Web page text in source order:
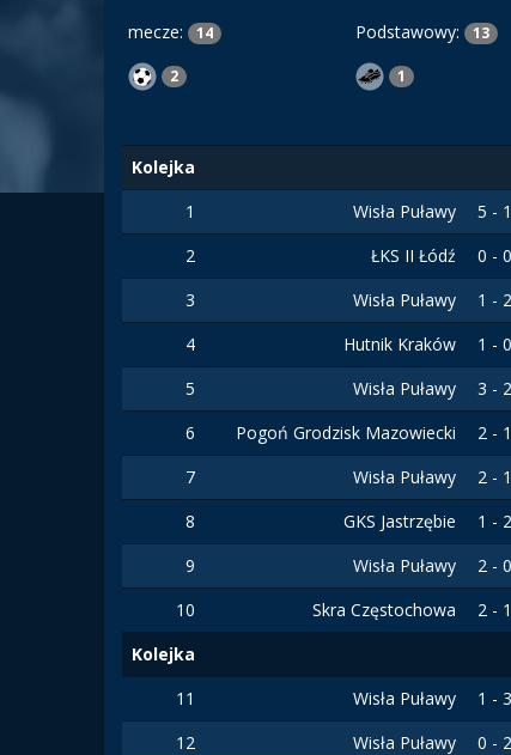
mecze: 14 Podstawowy: 13
2 1
Kolejka
1
Wisła Puławy 5 - 1
2 ŁKS II Łódź 0 - 0
3 Wisła Puławy 1 - 2
4 Hutnik Kraków 1 - 0
5 Wisła Puławy 3 - 2
6 Pogoń Grodzisk Mazowiecki 2 - 1
7 Wisła Puławy 2 - 1
8 GKS Jastrzębie 1 - 2
9 Wisła Puławy 2 - 0
10 Skra Częstochowa 2 - 1
Kolejka
11
Wisła Puławy 1 - 3
12 Wisła Puławy 0 - 2